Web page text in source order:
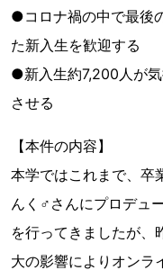
●コロナ禍の中で最後
た新入生を歓迎する
●新入生約7,200人が
させる
【本件の内容】
本学ではこれまで、卒
んく♂さんにプロデュ
を行ってきましたが、
大の影響によりオンラ